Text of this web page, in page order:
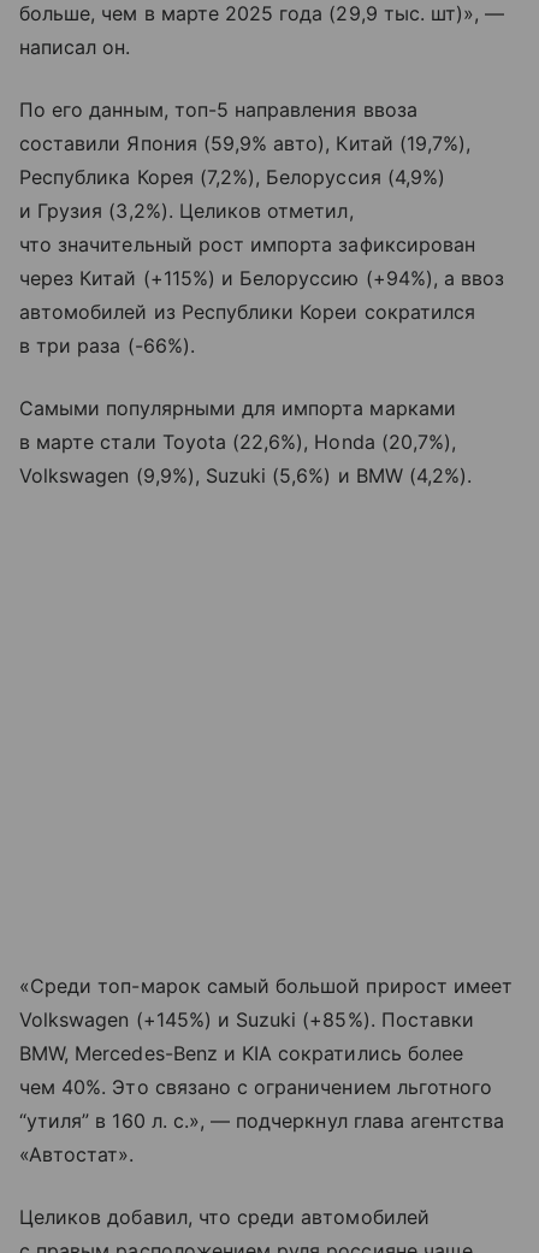
больше, чем в марте 2025 года (29,9 тыс. шт)», —
написал он.
По его данным, топ-5 направления ввоза
составили Япония (59,9% авто), Китай (19,7%),
Республика Корея (7,2%), Белоруссия (4,9%)
и Грузия (3,2%). Целиков отметил,
что значительный рост импорта зафиксирован
через Китай (+115%) и Белоруссию (+94%), а ввоз
автомобилей из Республики Кореи сократился
в три раза (-66%).
Самыми популярными для импорта марками
в марте стали Toyota (22,6%), Honda (20,7%),
Volkswagen (9,9%), Suzuki (5,6%) и BMW (4,2%).
«Среди топ-марок самый большой прирост имеет
Volkswagen (+145%) и Suzuki (+85%). Поставки
BMW, Mercedes-Benz и KIA сократились более
чем 40%. Это связано с ограничением льготного
“утиля” в 160 л. с.», — подчеркнул глава агентства
«Автостат».
Целиков добавил, что среди автомобилей